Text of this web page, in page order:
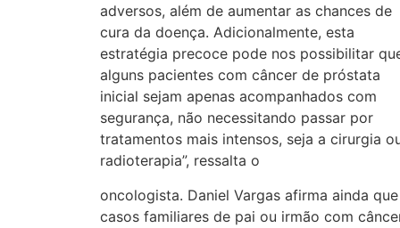
adversos, além de aumentar as chances de
cura da doença. Adicionalmente, esta
estratégia precoce pode nos possibilitar
alguns pacientes com câncer de próstata
inicial sejam apenas acompanhados com
segurança, não necessitando passar por
tratamentos mais intensos, seja a cirurgia
radioterapia”, ressalta o
oncologista. Daniel Vargas afirma ainda que
casos familiares de pai ou irmão com